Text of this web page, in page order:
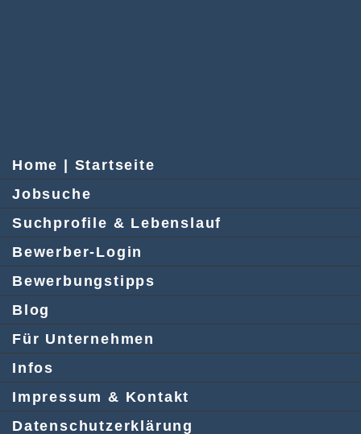
Home | Startseite
Jobsuche
Suchprofile & Lebenslauf
Bewerber-Login
Bewerbungstipps
Blog
Für Unternehmen
Infos
Impressum & Kontakt
Datenschutzerklärung